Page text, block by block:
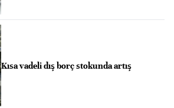
Kısa vadeli dış borç stokunda artış